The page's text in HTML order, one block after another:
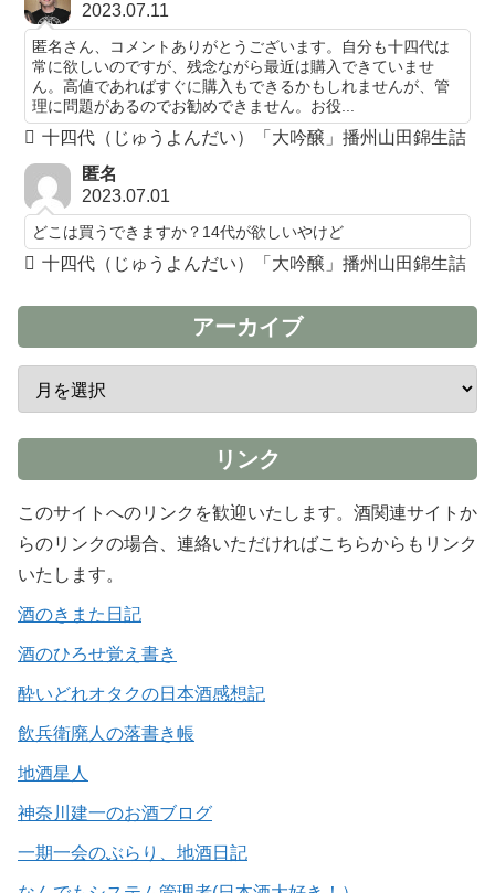
2023.07.11
匿名さん、コメントありがとうございます。自分も十四代は
常に欲しいのですが、残念ながら最近は購入できていませ
ん。高値であればすぐに購入もできるかもしれませんが、管
理に問題があるのでお勧めできません。お役...
十四代（じゅうよんだい）「大吟醸」播州山田錦生詰
匿名
2023.07.01
どこは買うできますか？14代が欲しいやけど
十四代（じゅうよんだい）「大吟醸」播州山田錦生詰
アーカイブ
リンク
このサイトへのリンクを歓迎いたします。酒関連サイトか
らのリンクの場合、連絡いただければこちらからもリンク
いたします。
酒のきまた日記
酒のひろせ覚え書き
酔いどれオタクの日本酒感想記
飲兵衛廃人の落書き帳
地酒星人
神奈川建一のお酒ブログ
一期一会のぶらり、地酒日記